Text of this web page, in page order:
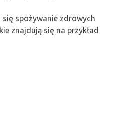
spożywanie zdrowych
znajdują się na przykład